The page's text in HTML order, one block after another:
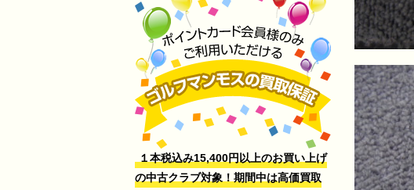
１本税込み15,400円以上のお買い上げ
の中古クラブ対象！期間中は高価買取